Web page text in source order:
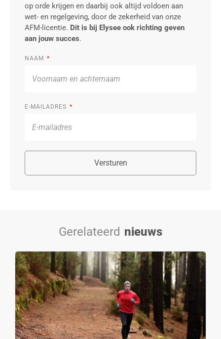
op orde krijgen en daarbij ook altijd voldoen aan
wet- en regelgeving, door de zekerheid van onze
AFM-licentie. Dit is bij Elysee ook richting geven
aan jouw succes.
NAAM
E-MAILADRES
Versturen
Gerelateerd nieuws